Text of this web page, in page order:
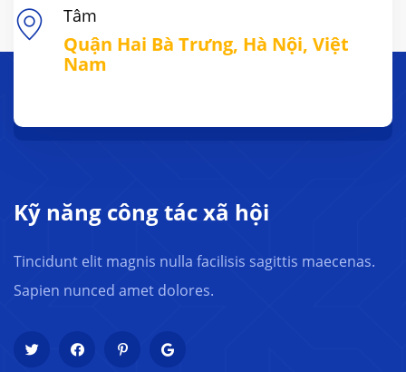
Tâm
Quận Hai Bà Trưng, Hà Nội, Việt
Nam
Kỹ năng công tác xã hội
Tincidunt elit magnis nulla facilisis sagittis maecenas.
Sapien nunced amet dolores.